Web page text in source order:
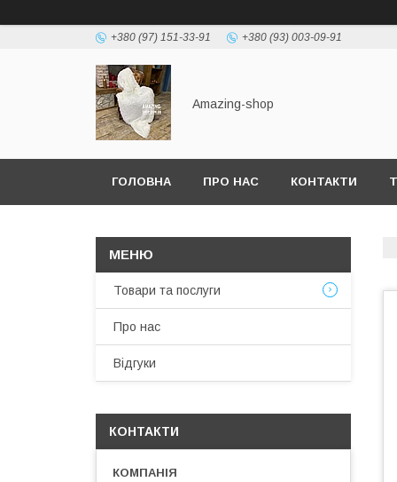
+380 (97) 151-33-91 +380 (93) 003-09-91
Amazing-shop
ГОЛОВНА ПРО НАС КОНТАКТИ
Товари та послуги
Про нас
Відгуки
КОНТАКТИ